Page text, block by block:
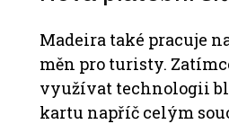
Madeira také pracuje
měn pro turisty.
využívat technologii
kartu napříč celým